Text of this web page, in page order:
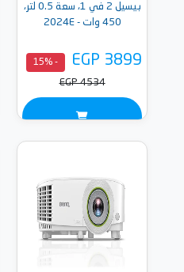
بيسيل 2 في 1، سعة 0.5 لتر،
450 وات - 2024E
EGP 3899
- 15%
EGP 4534